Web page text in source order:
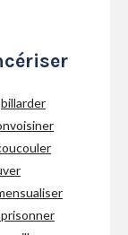
billarder